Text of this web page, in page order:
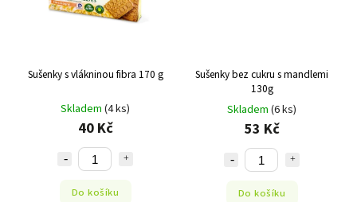
Sušenky s vlákninou fibra 170 g
Skladem (4 ks)
40 Kč
Do košíku
Sušenky bez cukru s mandlemi
130g
Skladem (6 ks)
53 Kč
Do košíku